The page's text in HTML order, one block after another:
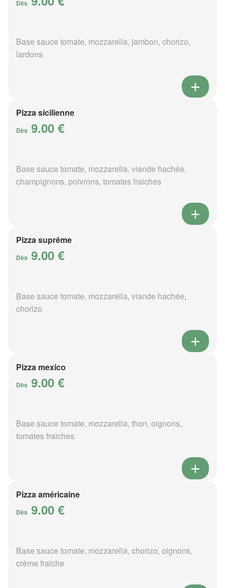
Dès
Base sauce tomate, mozzarella, jambon, chorizo,
lardons
Pizza sicilienne
Dès 9.00 €
Base sauce tomate, mozzarella, viande hachée,
champignons, poivrons, tomates fraiches
Pizza suprême
Dès 9.00 €
Base sauce tomate, mozzarella, viande hachée,
chorizo
Pizza mexico
Dès 9.00 €
Base sauce tomate, mozzarella, thon, oignons,
tomates fraiches
Pizza américaine
Dès 9.00 €
Base sauce tomate, mozzarella, chorizo, oignons,
crème fraiche